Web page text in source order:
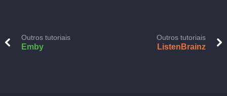
Outros tutoriais
Emby
Outros tutoriais
ListenBrainz